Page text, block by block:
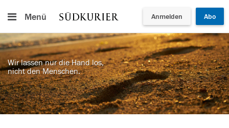
Menü Anmelden Abo
Wir lassen nur die Hand los,
nicht den Menschen.